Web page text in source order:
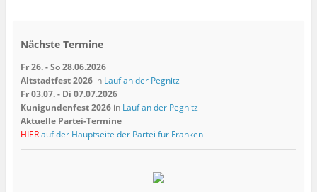
Nächste Termine
Fr 26. - So 28.06.2026
Altstadtfest 2026in Lauf an der Pegnitz
Fr 03.07. - Di 07.07.2026
Kunigundenfest 2026in Lauf an der Pegnitz
Aktuelle Partei-Termine
HIERauf der Hauptseite der Partei für Franken